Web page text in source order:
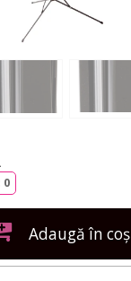
.
0
Adaugă în coș